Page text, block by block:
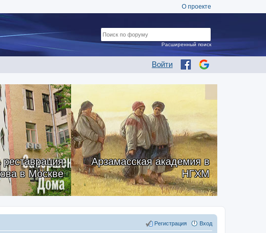
О проекте
Войти
Расширенный поиск
в Москве
Арзамасская академия в
НГХМ
Вход
Регистрация